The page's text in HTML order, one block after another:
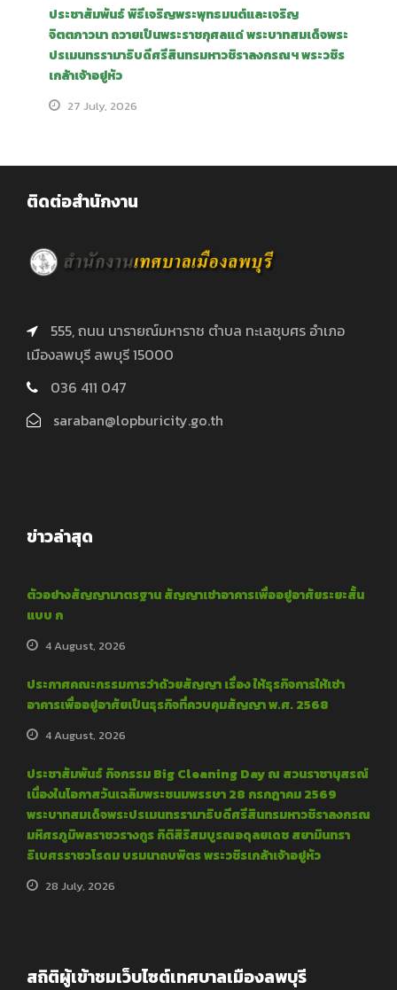
ประชาสัมพันธ์ พิธีเจริญพระพุทธมนต์และเจริญ
จิตตภาวนา ถวายเป็นพระราชกุศลแด่ พระบาทสมเด็จพระ
ปรเมนทรรามาธิบดีศรีสินทรมหาวชิราลงกรณฯ พระวชิร
เกล้าเจ้าอยู่หัว
27 July, 2026
ติดต่อสำนักงาน
555, ถนน นารายณ์มหาราช ตำบล ทะเลชุบศร อำเภอ
เมืองลพบุรี ลพบุรี 15000
036 411 047
saraban@lopburicity.go.th
ข่าวล่าสุด
ตัวอย่างสัญญามาตรฐาน สัญญาเช่าอาคารเพื่ออยู่อาศัยระยะสั้น
แบบ ก
4 August, 2026
ประกาศคณะกรรมการว่าด้วยสัญญา เรื่อง ให้ธุรกิจการให้เช่า
อาคารเพื่ออยู่อาศัยเป็นธุรกิจที่ควบคุมสัญญา พ.ศ. 2568
4 August, 2026
ประชาสัมพันธ์ กิจกรรม Big Cleaning Day ณ สวนราชานุสรณ์
เนื่องในโอกาสวันเฉลิมพระชนมพรรษา 28 กรกฎาคม 2569
พระบาทสมเด็จพระปรเมนทรรามาธิบดีศรีสินทรมหาวชิราลงกรณ
มหิศรภูมิพลราชวรางกูร กิติสิริสมบูรณอดุลยเดช สยามินทรา
ธิเบศรราชวโรดม บรมนาถบพิตร พระวชิรเกล้าเจ้าอยู่หัว
28 July, 2026
สถิติผู้เข้าชมเว็บไซต์เทศบาลเมืองลพบุรี